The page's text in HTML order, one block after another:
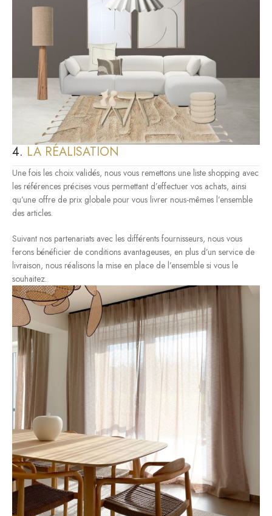
4. LA RÉALISATION
Une fois les choix validés, nous vous remettons une liste shopping avec
les références précises vous permettant d’effectuer vos achats, ainsi
qu’une offre de prix globale pour vous livrer nous-mêmes l’ensemble
des articles.
Suivant nos partenariats avec les différents fournisseurs, nous vous
ferons bénéficier de conditions avantageuses, en plus d’un service de
livraison, nous réalisons la mise en place de l’ensemble si vous le
souhaitez.